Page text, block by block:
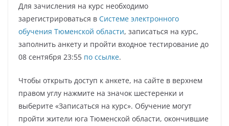
Для зачисления на курс необходимо
зарегистрироваться в Системе электронного
обучения Тюменской области, записаться на курс,
заполнить анкету и пройти входное тестирование до
08 сентября 23:55 по ссылке.
Чтобы открыть доступ к анкете, на сайте в верхнем
правом углу нажмите на значок шестеренки и
выберите «Записаться на курс». Обучение могут
пройти жители юга Тюменской области, окончившие